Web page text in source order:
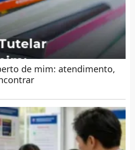
de mim: atendimento,